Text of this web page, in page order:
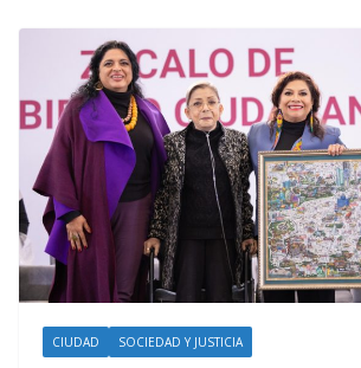
CIUDAD SOCIEDAD Y JUSTICIA